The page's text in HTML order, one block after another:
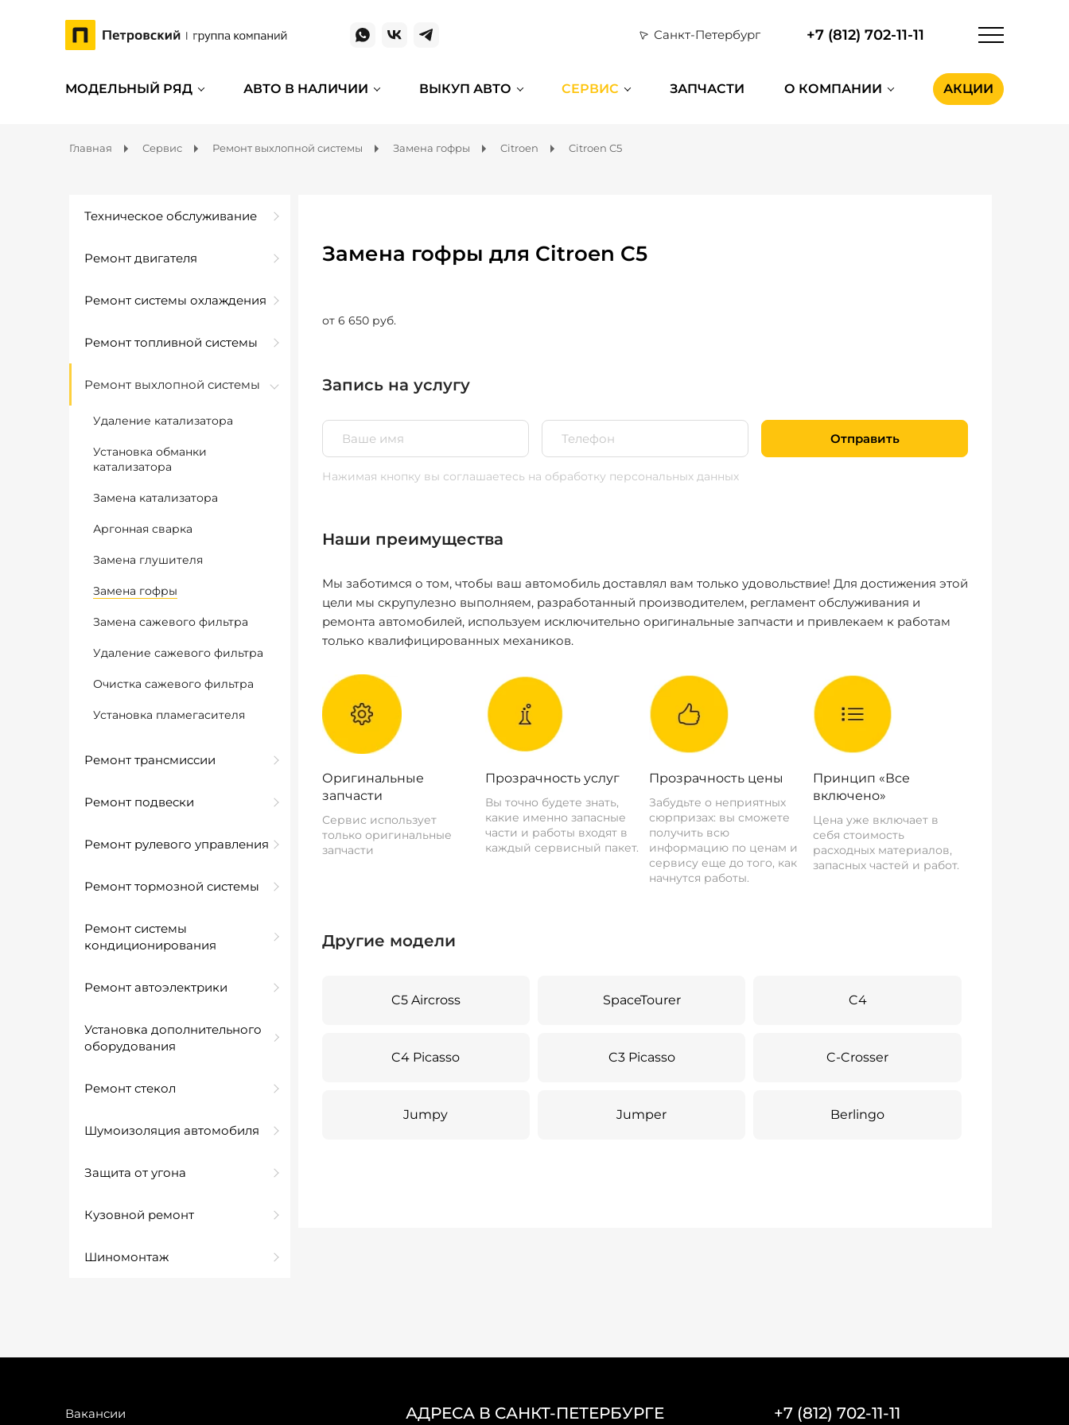
Санкт-Петербург +7 (812) 702-11-11
МОДЕЛЬНЫЙ РЯД АВТО В НАЛИЧИИ ВЫКУП АВТО СЕРВИС ЗАПЧАСТИ О КОМПАНИИ АКЦИИ
Главная Сервис Ремонт выхлопной системы Замена гофры Citroen Citroen C5
Техническое обслуживание
Ремонт двигателя
Ремонт системы охлаждения
Ремонт топливной системы
Ремонт выхлопной системы
Удаление катализатора
Установка обманки
катализатора
Замена катализатора
Аргонная сварка
Замена глушителя
Замена гофры
Замена сажевого фильтра
Удаление сажевого фильтра
Очистка сажевого фильтра
Установка пламегасителя
Ремонт трансмиссии
Ремонт подвески
Ремонт рулевого управления
Ремонт тормозной системы
Ремонт системы
кондиционирования
Ремонт автоэлектрики
Установка дополнительного
оборудования
Ремонт стекол
Шумоизоляция автомобиля
Защита от угона
Кузовной ремонт
Шиномонтаж
Замена гофры для Citroen C5
от 6 650 руб.
Запись на услугу
Отправить
Нажимая кнопку вы соглашаетесь на обработку персональных данных
Наши преимущества
Мы заботимся о том, чтобы ваш автомобиль доставлял вам только удовольствие! Для достижения этой
цели мы скрупулезно выполняем, разработанный производителем, регламент обслуживания и
ремонта автомобилей, используем исключительно оригинальные запчасти и привлекаем к работам
только квалифицированных механиков.
Оригинальные
запчасти
Сервис использует
только оригинальные
запчасти
Прозрачность услуг
Вы точно будете знать,
какие именно запасные
части и работы входят в
каждый сервисный пакет.
Прозрачность цены
Забудьте о неприятных
сюрпризах: вы сможете
получить всю
информацию по ценам и
сервису еще до того, как
начнутся работы.
Принцип «Все
включено»
Цена уже включает в
себя стоимость
расходных материалов,
запасных частей и работ.
Другие модели
C5 Aircross SpaceTourer C4
C4 Picasso C3 Picasso C-Crosser
Jumpy Jumper Berlingo
Вакансии АДРЕСА В САНКТ-ПЕТЕРБУРГЕ +7 (812) 702-11-11